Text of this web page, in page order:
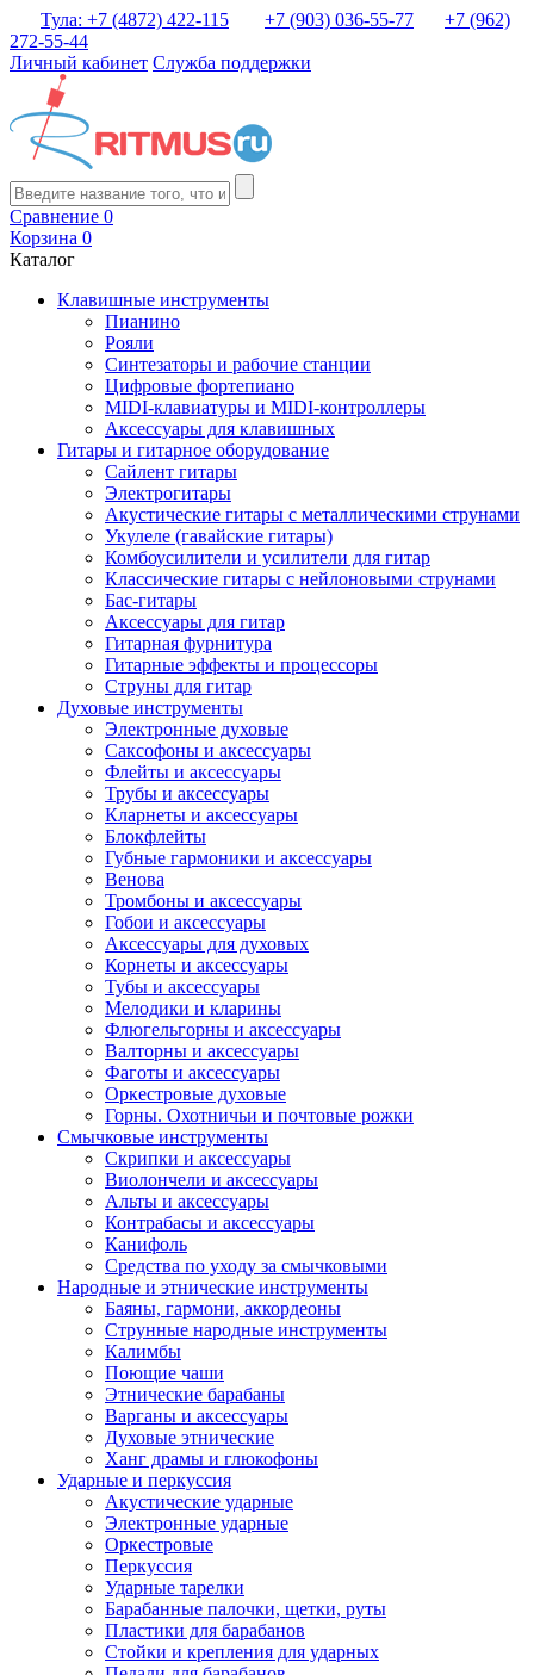
Тула: +7 (4872) 422-115 +7 (903) 036-55-77
+7 (962)
272-55-44
Личный кабинет Служба поддержки
Сравнение 0
Корзина 0
Каталог
Клавишные инструменты
Пианино
Рояли
Синтезаторы и рабочие станции
Цифровые фортепиано
MIDI-клавиатуры и MIDI-контроллеры
Аксессуары для клавишных
Гитары и гитарное оборудование
Сайлент гитары
Электрогитары
Акустические гитары с металлическими струнами
Укулеле (гавайские гитары)
Комбоусилители и усилители для гитар
Классические гитары с нейлоновыми струнами
Бас-гитары
Аксессуары для гитар
Гитарная фурнитура
Гитарные эффекты и процессоры
Струны для гитар
Духовые инструменты
Электронные духовые
Саксофоны и аксессуары
Флейты и аксессуары
Трубы и аксессуары
Кларнеты и аксессуары
Блокфлейты
Губные гармоники и аксессуары
Венова
Тромбоны и аксессуары
Гобои и аксессуары
Аксессуары для духовых
Корнеты и аксессуары
Тубы и аксессуары
Мелодики и кларины
Флюгельгорны и аксессуары
Валторны и аксессуары
Фаготы и аксессуары
Оркестровые духовые
Горны. Охотничьи и почтовые рожки
Смычковые инструменты
Скрипки и аксессуары
Виолончели и аксессуары
Альты и аксессуары
Контрабасы и аксессуары
Канифоль
Средства по уходу за смычковыми
Народные и этнические инструменты
Баяны, гармони, аккордеоны
Струнные народные инструменты
Калимбы
Поющие чаши
Этнические барабаны
Варганы и аксессуары
Духовые этнические
Ханг драмы и глюкофоны
Ударные и перкуссия
Акустические ударные
Электронные ударные
Оркестровые
Перкуссия
Ударные тарелки
Барабанные палочки, щетки, руты
Пластики для барабанов
Стойки и крепления для ударных